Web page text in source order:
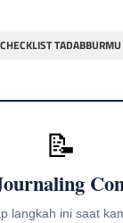
CHECKLIST TADABBURMU
📝
langkah ini saat